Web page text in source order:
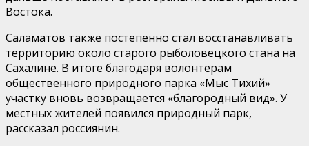
Востока.
Саламатов также постепенно стал восстанавливать
территорию около старого рыболовецкого стана на
Сахалине. В итоге благодаря волонтерам
общественного природного парка «Мыс Тихий»
участку вновь возвращается «благородный вид». У
местных жителей появился природный парк,
рассказал россиянин.